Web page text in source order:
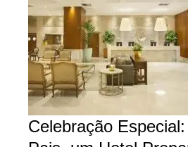
Celebração